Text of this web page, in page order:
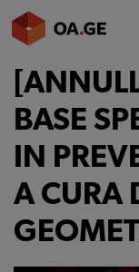
L’ORDINE
ALBO
SEGRETERIA
SERVIZI
BASE
IN
A CURA